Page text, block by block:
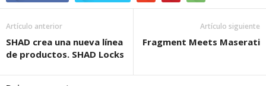
Artículo anterior
SHAD crea una nueva línea
de productos. SHAD Locks
Artículo siguiente
Fragment Meets Maserati